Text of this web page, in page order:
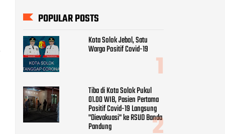
POPULAR POSTS
Kota Solok Jebol, Satu
Warga Positif Covid-19
Tiba di Kota Solok Pukul
01.00 WIB, Pasien Pertama
Positif Covid-19 Langsung
"Dievakuasi" ke RSUD Banda
Pandung